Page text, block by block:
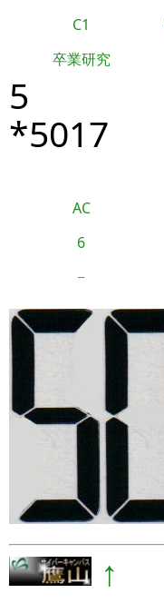
C1
卒業研究
5
*5017
AC
6
−
↑